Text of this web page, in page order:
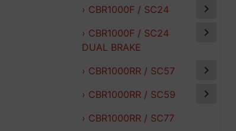
› CBR1000F / SC24
› CBR1000F / SC24
DUAL BRAKE
› CBR1000RR / SC57
› CBR1000RR / SC59
› CBR1000RR / SC77